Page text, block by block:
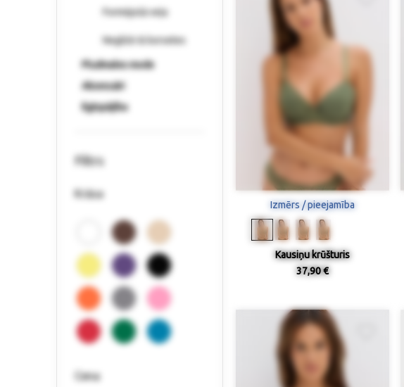
Formējošā veļa
Negližē & korsetes
Pludmales mode
Aksesuāri
Ilgtspējība
Filtrs
Krāsa
Cena
Izmērs / pieejamība
Kausiņu krūšturis
37,90 €